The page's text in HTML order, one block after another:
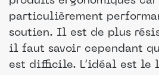
particulièrement
soutien. Il est de plus
il faut savoir cependant
est difficile. L’idéal est le